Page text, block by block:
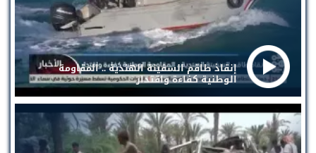
إنقاذ طاقم السفينة الهندية .. المقاومة
الوطنية كفاءة واقتدار